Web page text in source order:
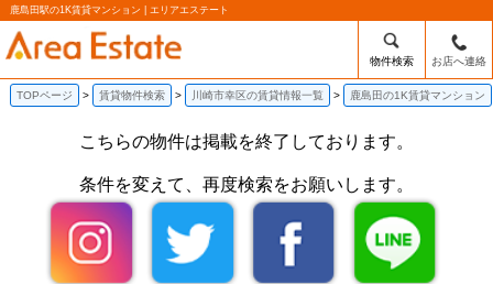
鹿島田駅の1K賃貸マンション | エリアエステート
物件検索 お店へ連絡
TOPページ 賃貸物件検索 川崎市幸区の賃貸情報一覧 鹿島田の1K賃貸マンション
こちらの物件は掲載を終了しております。
条件を変えて、再度検索をお願いします。